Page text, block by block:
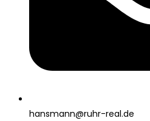
hansmann@ruhr-real.de